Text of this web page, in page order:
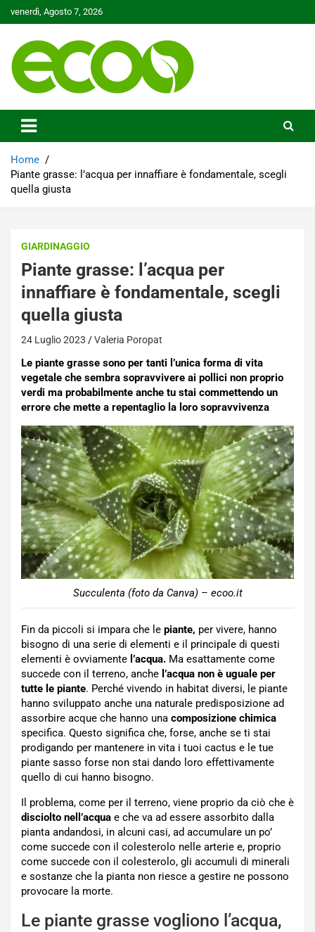
to
venerdì, Agosto 7, 2026
Ecoo.it
Home
Piante grasse: l’acqua per innaffiare è fondamentale, scegli
quella giusta
GIARDINAGGIO
Piante grasse: l’acqua per
innaffiare è fondamentale, scegli
quella giusta
24 Luglio 2023 Valeria Poropat
Le piante grasse sono per tanti l’unica forma di vita
vegetale che sembra sopravvivere ai pollici non proprio
verdi ma probabilmente anche tu stai commettendo un
errore che mette a repentaglio la loro sopravvivenza
Succulenta (foto da Canva) – ecoo.it
Fin da piccoli si impara che le piante, per vivere, hanno
bisogno di una serie di elementi e il principale di questi
elementi è ovviamente l’acqua. Ma esattamente come
succede con il terreno, anche l’acqua non è uguale per
tutte le piante. Perché vivendo in habitat diversi, le piante
hanno sviluppato anche una naturale predisposizione ad
assorbire acque che hanno una composizione chimica
specifica. Questo significa che, forse, anche se ti stai
prodigando per mantenere in vita i tuoi cactus e le tue
piante sasso forse non stai dando loro effettivamente
quello di cui hanno bisogno.
Il problema, come per il terreno, viene proprio da ciò che è
disciolto nell’acqua e che va ad essere assorbito dalla
pianta andandosi, in alcuni casi, ad accumulare un po’
come succede con il colesterolo nelle arterie e, proprio
come succede con il colesterolo, gli accumuli di minerali
e sostanze che la pianta non riesce a gestire ne possono
provocare la morte.
Le piante grasse vogliono l’acqua,